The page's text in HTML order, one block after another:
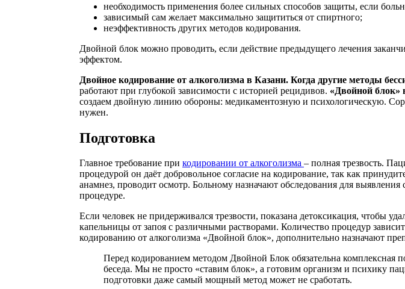
необходимость применения более сильных способов защиты, если
зависимый сам желает максимально защититься от спиртного;
неэффективность других методов кодирования.
Двойной блок можно проводить, если действие предыдущего лечения
эффектом.
Двойное кодирование от алкоголизма в Казани. Когда другие методы
работают при глубокой зависимости с историей рецидивов. «Двойной блок»
создаем двойную линию обороны: медикаментозную и психологическую.
нужен.
Подготовка
Главное требование при кодировании от алкоголизма – полная трезвость.
процедурой он даёт добровольное согласие на кодирование, так как
анамнез, проводит осмотр. Больному назначают обследования для
процедуре.
Если человек не придерживался трезвости, показана детоксикация, чтобы
капельницы от запоя с различными растворами. Количество процедур
кодированию от алкоголизма «Двойной блок», дополнительно назначают
Перед кодированием методом Двойной Блок обязательна комплексная
беседа. Мы не просто «ставим блок», а готовим организм и психику
подготовки даже самый мощный метод может не сработать.